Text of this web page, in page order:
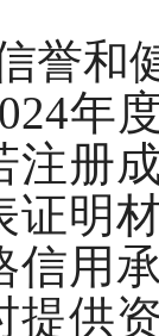
誉和
年
注册
证明
信用
提供